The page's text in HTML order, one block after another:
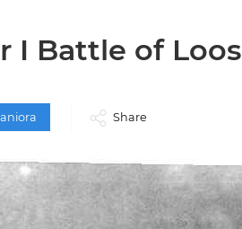
I Battle of Loos
Share